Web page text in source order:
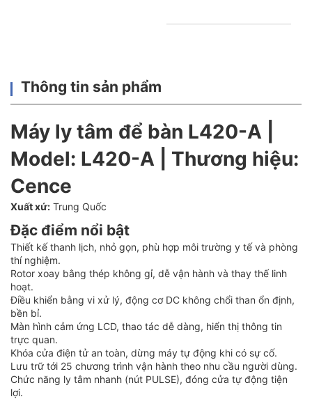
Thông tin sản phẩm
Máy ly tâm để bàn L420-A |
Model: L420-A | Thương hiệu:
Cence
Xuất xứ: Trung Quốc
Đặc điểm nổi bật
Thiết kế thanh lịch, nhỏ gọn, phù hợp môi trường y tế và phòng
thí nghiệm.
Rotor xoay bằng thép không gỉ, dễ vận hành và thay thế linh
hoạt.
Điều khiển bằng vi xử lý, động cơ DC không chổi than ổn định,
bền bỉ.
Màn hình cảm ứng LCD, thao tác dễ dàng, hiển thị thông tin
trực quan.
Khóa cửa điện tử an toàn, dừng máy tự động khi có sự cố.
Lưu trữ tới 25 chương trình vận hành theo nhu cầu người dùng.
Chức năng ly tâm nhanh (nút PULSE), đóng cửa tự động tiện
lợi.